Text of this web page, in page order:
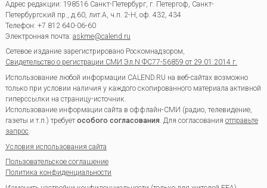
Адрес редакции: 198516 Санкт-Петербург, г. Петергоф, Санкт-
Петербургский пр., д.60, лит.А, ч.п. 2-Н, оф. 432, 434
Телефон: +7 812 640-06-60
Электронная почта: askme@calend.ru
Сетевое издание зарегистрировано Роскомнадзором,
Свидетельство о регистрации СМИ Эл.N ФС77-56859 от 29.01.2014 г.
Использование любой информации CALEND.RU на веб-сайтах возможно
только при условии наличия у каждого скопированного материала активной
гиперссылки на страницу-источник.
Использование информации сайта в оффлайн-СМИ (радио, телевидение,
газеты и т.п.) требуетособого согласования. Для согласования отправьте
запрос.
Условия использования сайта
Пользовательское соглашение
Политика конфиденциальности